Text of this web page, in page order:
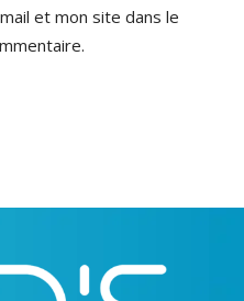
et mon site dans le